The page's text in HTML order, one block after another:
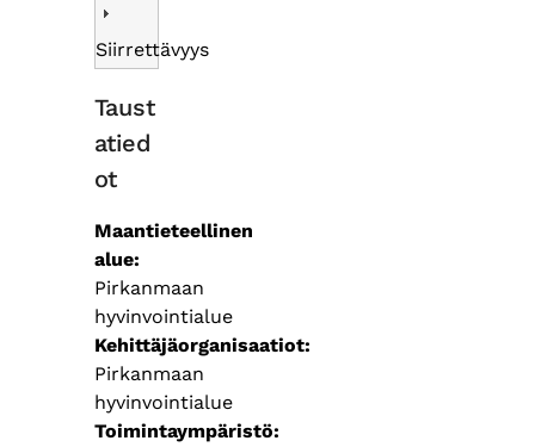
Siirrettävyys
Taust
atied
ot
Maantieteellinen
alue
Pirkanmaan
hyvinvointialue
Kehittäjäorganisaatiot
Pirkanmaan
hyvinvointialue
Toimintaympäristö